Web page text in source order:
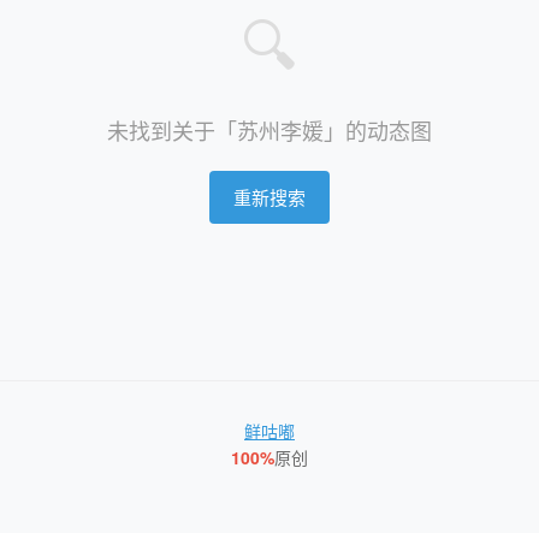
🔍
未找到关于「苏州李媛」的动态图
重新搜索
鲜咕嘟
100%原创